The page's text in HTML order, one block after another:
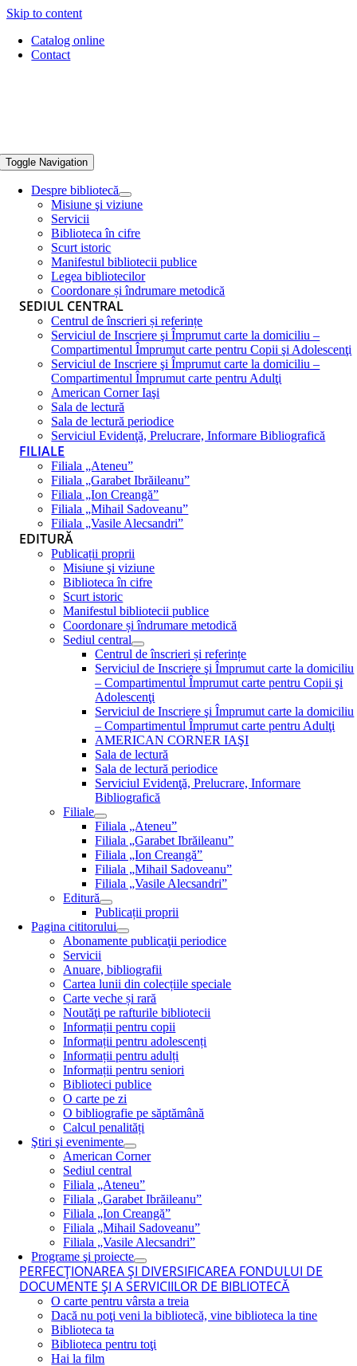
Skip to content
Catalog online
Contact
Toggle Navigation
Despre bibliotecă
Misiune şi viziune
Servicii
Biblioteca în cifre
Scurt istoric
Manifestul bibliotecii publice
Legea bibliotecilor
Coordonare și îndrumare metodică
SEDIUL CENTRAL
Centrul de înscrieri și referințe
Serviciul de Inscriere şi Împrumut carte la domiciliu –
Compartimentul Împrumut carte pentru Copii şi Adolescenţi
Serviciul de Inscriere şi Împrumut carte la domiciliu –
Compartimentul Împrumut carte pentru Adulţi
American Corner Iaşi
Sala de lectură
Sala de lectură periodice
Serviciul Evidenţă, Prelucrare, Informare Bibliografică
FILIALE
Filiala „Ateneu”
Filiala „Garabet Ibrăileanu”
Filiala „Ion Creangă”
Filiala „Mihail Sadoveanu”
Filiala „Vasile Alecsandri”
EDITURĂ
Publicații proprii
Misiune şi viziune
Biblioteca în cifre
Scurt istoric
Manifestul bibliotecii publice
Coordonare și îndrumare metodică
Sediul central
Centrul de înscrieri și referințe
Serviciul de Inscriere şi Împrumut carte la domiciliu
– Compartimentul Împrumut carte pentru Copii şi
Adolescenţi
Serviciul de Inscriere şi Împrumut carte la domiciliu
– Compartimentul Împrumut carte pentru Adulţi
AMERICAN CORNER IAŞI
Sala de lectură
Sala de lectură periodice
Serviciul Evidenţă, Prelucrare, Informare
Bibliografică
Filiale
Filiala „Ateneu”
Filiala „Garabet Ibrăileanu”
Filiala „Ion Creangă”
Filiala „Mihail Sadoveanu”
Filiala „Vasile Alecsandri”
Editură
Publicații proprii
Pagina cititorului
Abonamente publicaţii periodice
Servicii
Anuare, bibliografii
Cartea lunii din colecțiile speciale
Carte veche și rară
Noutăţi pe rafturile bibliotecii
Informații pentru copii
Informații pentru adolescenți
Informații pentru adulți
Informații pentru seniori
Biblioteci publice
O carte pe zi
O bibliografie pe săptămână
Calcul penalități
Ştiri şi evenimente
American Corner
Sediul central
Filiala „Ateneu”
Filiala „Garabet Ibrăileanu”
Filiala „Ion Creangă”
Filiala „Mihail Sadoveanu”
Filiala „Vasile Alecsandri”
Programe şi proiecte
PERFECŢIONAREA ŞI DIVERSIFICAREA FONDULUI DE
DOCUMENTE ŞI A SERVICIILOR DE BIBLIOTECĂ
O carte pentru vârsta a treia
Dacă nu poţi veni la bibliotecă, vine biblioteca la tine
Biblioteca ta
Biblioteca pentru toţi
Hai la film